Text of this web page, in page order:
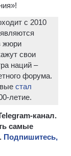
с 2010
жюри
свои
наций –
форума.
стал
летие.
канал.
самые
Подпишитесь,